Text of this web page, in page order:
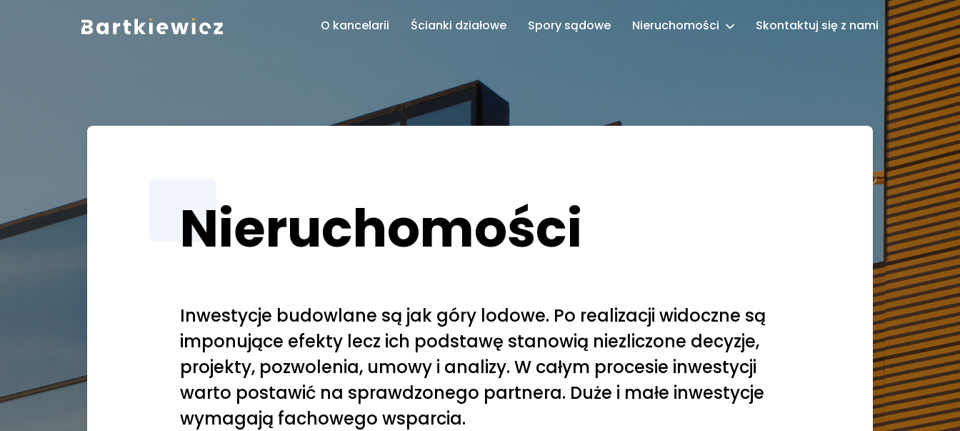
O kancelarii Ścianki działowe Spory sądowe Nieruchomości Skontaktuj się z nami
Nieruchomości
Inwestycje budowlane są jak góry lodowe. Po realizacji widoczne są
imponujące efekty lecz ich podstawę stanowią niezliczone decyzje,
projekty, pozwolenia, umowy i analizy. W całym procesie inwestycji
warto postawić na sprawdzonego partnera. Duże i małe inwestycje
wymagają fachowego wsparcia.